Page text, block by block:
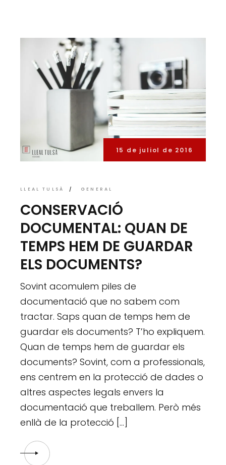
15 de juliol de 2016
LLEAL TULSÀ GENERAL
CONSERVACIÓ
DOCUMENTAL: QUAN DE
TEMPS HEM DE GUARDAR
ELS DOCUMENTS?
Sovint acomulem piles de
documentació que no sabem com
tractar. Saps quan de temps hem de
guardar els documents? T’ho expliquem.
Quan de temps hem de guardar els
documents? Sovint, com a professionals,
ens centrem en la protecció de dades o
altres aspectes legals envers la
documentació que treballem. Però més
enllà de la protecció […]